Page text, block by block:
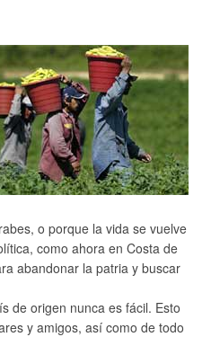
o porque la vida se vuelve
como ahora en Costa de
abandonar la patria y buscar
de origen nunca es fácil. Esto
y amigos, así como de todo